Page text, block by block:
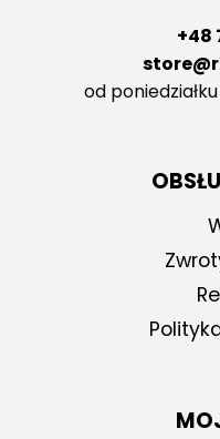
+48
od